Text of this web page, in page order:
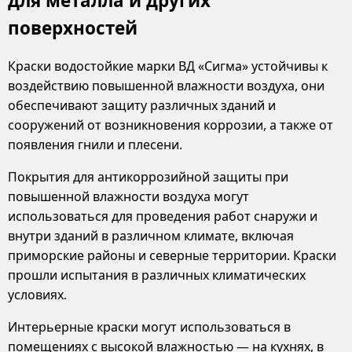
поверхностей
Краски водостойкие марки ВД «Сигма» устойчивы к
воздействию повышенной влажности воздуха, они
обеспечивают защиту различных зданий и
сооружений от возникновения коррозии, а также от
появления гнили и плесени.
Покрытия для антикоррозийной защиты при
повышенной влажности воздуха могут
использоваться для проведения работ снаружи и
внутри зданий в различном климате, включая
приморские районы и северные территории. Краски
прошли испытания в различных климатических
условиях.
Интерьерные краски могут использоваться в
помещениях с высокой влажностью — на кухнях, в